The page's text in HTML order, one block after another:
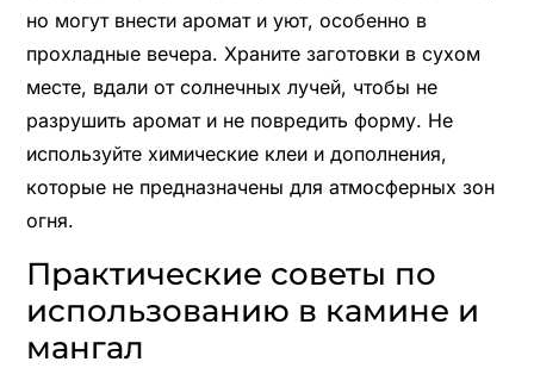
но могут внести аромат и уют, особенно в
прохладные вечера. Храните заготовки в сухом
месте, вдали от солнечных лучей, чтобы не
разрушить аромат и не повредить форму. Не
используйте химические клеи и дополнения,
которые не предназначены для атмосферных зон
огня.
Практические советы по
использованию в камине и
мангал